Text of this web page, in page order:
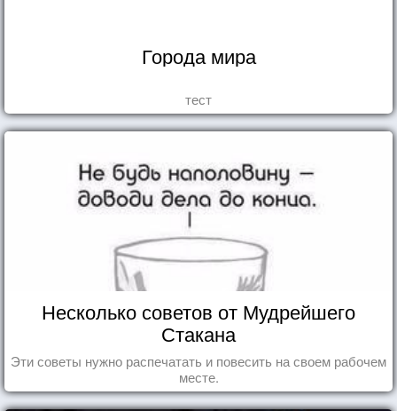
Города мира
тест
Несколько советов от Мудрейшего
Стакана
Эти советы нужно распечатать и повесить на своем рабочем
месте.